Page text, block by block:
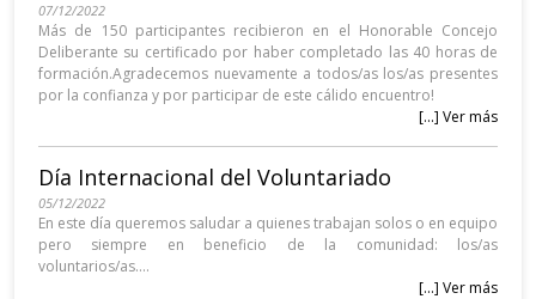
07/12/2022
Más de 150 participantes recibieron en el Honorable Concejo
Deliberante su certificado por haber completado las 40 horas de
formación.Agradecemos nuevamente a todos/as los/as presentes
por la confianza y por participar de este cálido encuentro!
[...] Ver más
Día Internacional del Voluntariado
05/12/2022
En este día queremos saludar a quienes trabajan solos o en equipo
pero siempre en beneficio de la comunidad: los/as
voluntarios/as....
[...] Ver más